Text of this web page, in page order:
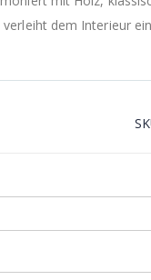
dem Interieur